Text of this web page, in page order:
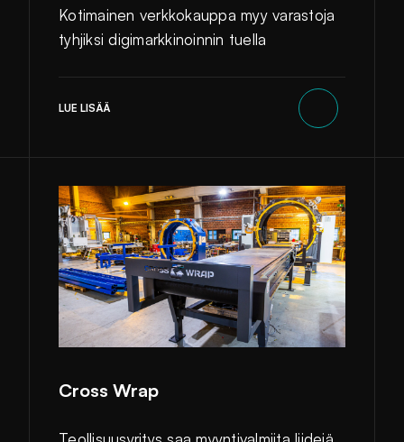
Kotimainen verkkokauppa myy varastoja
tyhjiksi digimarkkinoinnin tuella
LUE LISÄÄ
Cross Wrap